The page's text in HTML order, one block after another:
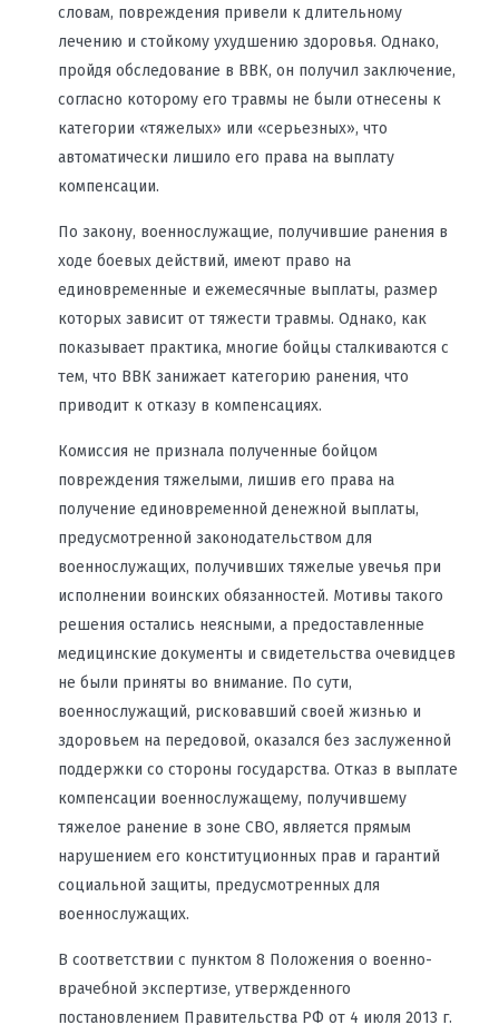
словам, повреждения привели к длительному
лечению и стойкому ухудшению здоровья. Однако,
пройдя обследование в ВВК, он получил заключение,
согласно которому его травмы не были отнесены к
категории «тяжелых» или «серьезных», что
автоматически лишило его права на выплату
компенсации.
По закону, военнослужащие, получившие ранения в
ходе боевых действий, имеют право на
единовременные и ежемесячные выплаты, размер
которых зависит от тяжести травмы. Однако, как
показывает практика, многие бойцы сталкиваются с
тем, что ВВК занижает категорию ранения, что
приводит к отказу в компенсациях.
Комиссия не признала полученные бойцом
повреждения тяжелыми, лишив его права на
получение единовременной денежной выплаты,
предусмотренной законодательством для
военнослужащих, получивших тяжелые увечья при
исполнении воинских обязанностей. Мотивы такого
решения остались неясными, а предоставленные
медицинские документы и свидетельства очевидцев
не были приняты во внимание. По сути,
военнослужащий, рисковавший своей жизнью и
здоровьем на передовой, оказался без заслуженной
поддержки со стороны государства. Отказ в выплате
компенсации военнослужащему, получившему
тяжелое ранение в зоне СВО, является прямым
нарушением его конституционных прав и гарантий
социальной защиты, предусмотренных для
военнослужащих.
В соответствии с пунктом 8 Положения о военно-
врачебной экспертизе, утвержденного
постановлением Правительства РФ от 4 июля 2013 г.